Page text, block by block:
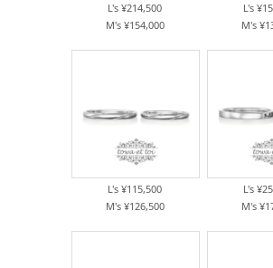
L's ¥214,500
M's ¥154,000
L's
M's
L's ¥115,500
M's ¥126,500
L's
M's